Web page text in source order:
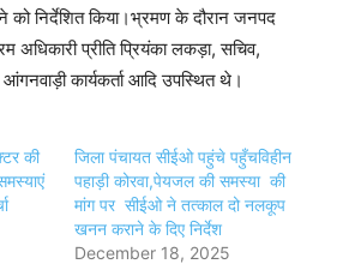
को निर्देशित किया।भ्रमण के दौरान जनपद
अधिकारी प्रीति प्रियंका लकड़ा, सचिव,
कार्यकर्ता आदि उपस्थित थे।
की
जिला पंचायत सीईओ पहुंचे पहुँचविहीन
पहाड़ी कोरवा,पेयजल की समस्या की
मांग पर सीईओ ने तत्काल दो नलकूप
खनन कराने के दिए निर्देश
December 18, 2025